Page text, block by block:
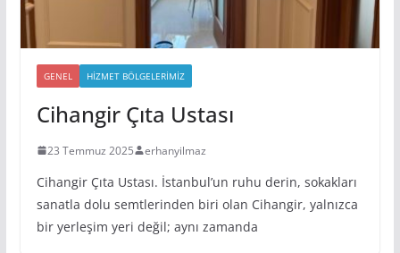
GENEL HIZMET BÖLGELERIMIZ
Cihangir Çıta Ustası
23 Temmuz 2025 erhanyilmaz
Cihangir Çıta Ustası. İstanbul’un ruhu derin, sokakları
sanatla dolu semtlerinden biri olan Cihangir, yalnızca
bir yerleşim yeri değil; aynı zamanda